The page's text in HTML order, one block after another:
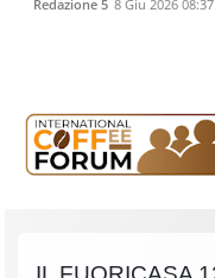
Redazione 5 8 Giu 2026 08:37